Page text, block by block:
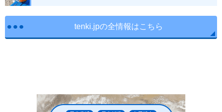
tenki.jpの全情報はこちら